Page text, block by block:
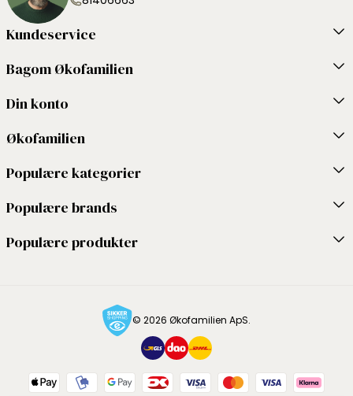
Kundeservice
Bagom Økofamilien
Din konto
Økofamilien
Populære kategorier
Populære brands
Populære produkter
© 2026 Økofamilien ApS.